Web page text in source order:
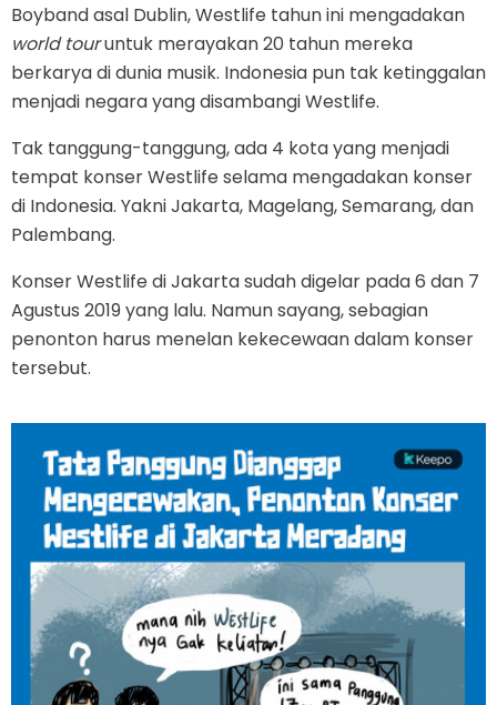
Boyband asal Dublin, Westlife tahun ini mengadakan
world touruntuk merayakan 20 tahun mereka
berkarya di dunia musik. Indonesia pun tak ketinggalan
menjadi negara yang disambangi Westlife.
Tak tanggung-tanggung, ada 4 kota yang menjadi
tempat konser Westlife selama mengadakan konser
di Indonesia. Yakni Jakarta, Magelang, Semarang, dan
Palembang.
Konser Westlife di Jakarta sudah digelar pada 6 dan 7
Agustus 2019 yang lalu. Namun sayang, sebagian
penonton harus menelan kekecewaan dalam konser
tersebut.